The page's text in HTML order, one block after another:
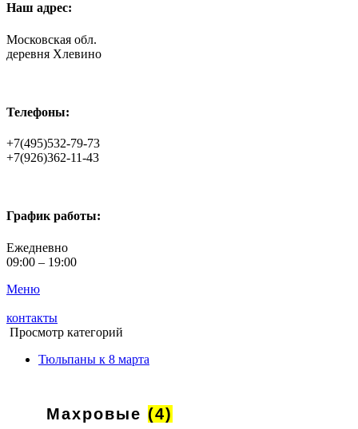
Наш адрес:
Московская обл.
деревня Хлевино
Телефоны:
+7(495)532-79-73
+7(926)362-11-43
График работы:
Ежедневно
09:00 – 19:00
Меню
контакты
Просмотр категорий
Тюльпаны к 8 марта
Махровые (4)